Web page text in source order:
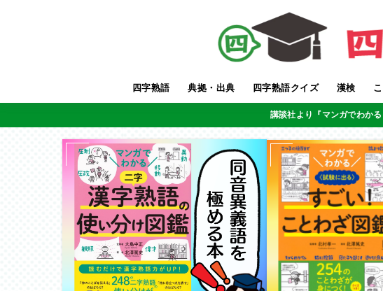
四字熟語 典拠・出典 四字熟語クイズ 漢検
講談社より『マンガでわか